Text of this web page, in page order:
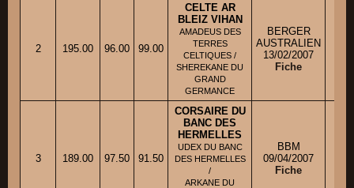
2 195.00 96.00 99.00
CELTE AR
BLEIZ VIHAN
AMADEUS DES
TERRES
CELTIQUES /
SHEREKANE DU
GRAND
GERMANCE
BERGER
AUSTRALIEN
13/02/2007
Fiche
3 189.00 97.50 91.50
CORSAIRE DU
BANC DES
HERMELLES
UDEX DU BANC
DES HERMELLES
/
ARKANE DU
BBM
09/04/2007
Fiche